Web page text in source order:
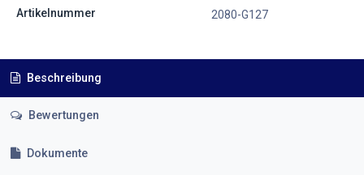
Artikelnummer 2080-G127
Beschreibung
Bewertungen
Dokumente